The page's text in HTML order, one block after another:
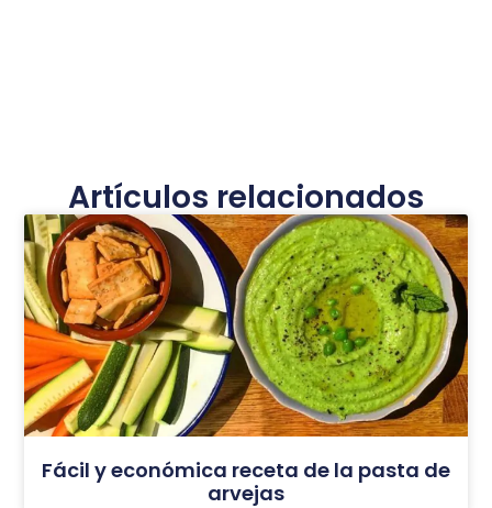
Artículos relacionados
Fácil y económica receta de la pasta de
arvejas